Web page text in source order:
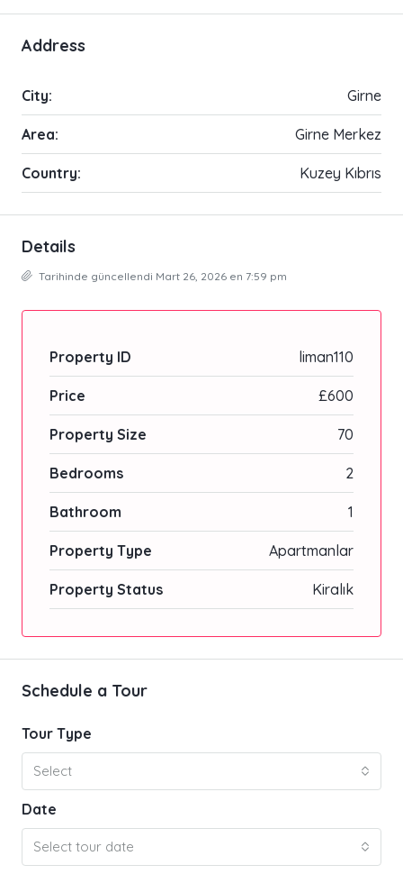
Address
City: Girne
Area: Girne Merkez
Country: Kuzey Kıbrıs
Details
Tarihinde güncellendi Mart 26, 2026 en 7:59 pm
Property ID liman110
Price £600
Property Size 70
Bedrooms 2
Bathroom 1
Property Type Apartmanlar
Property Status Kiralık
Schedule a Tour
Tour Type
Select
Date
Select tour date